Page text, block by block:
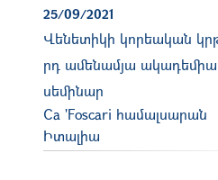
25/09/2021
Վենետիկի կորեական
րդ ամենամյա
սեմինար
Ca 'Foscari համալսարան
Իտալիա